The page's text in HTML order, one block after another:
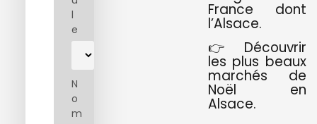
France dont
l’Alsace.
👉 Découvrir
les plus beaux
marchés de
Noël en
Alsace.
l
e
N
o
m